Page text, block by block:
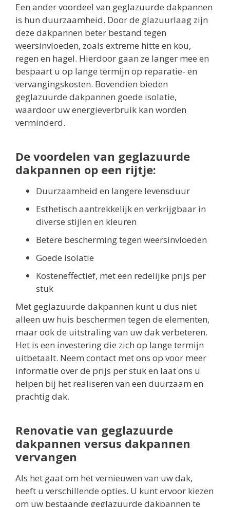
Een ander voordeel van geglazuurde dakpannen
is hun duurzaamheid. Door de glazuurlaag zijn
deze dakpannen beter bestand tegen
weersinvloeden, zoals extreme hitte en kou,
regen en hagel. Hierdoor gaan ze langer mee en
bespaart u op lange termijn op reparatie- en
vervangingskosten. Bovendien bieden
geglazuurde dakpannen goede isolatie,
waardoor uw energieverbruik kan worden
verminderd.
De voordelen van geglazuurde
dakpannen op een rijtje:
Duurzaamheid en langere levensduur
Esthetisch aantrekkelijk en verkrijgbaar in
diverse stijlen en kleuren
Betere bescherming tegen weersinvloeden
Goede isolatie
Kosteneffectief, met een redelijke prijs per
stuk
Met geglazuurde dakpannen kunt u dus niet
alleen uw huis beschermen tegen de elementen,
maar ook de uitstraling van uw dak verbeteren.
Het is een investering die zich op lange termijn
uitbetaalt. Neem contact met ons op voor meer
informatie over de prijs per stuk en laat ons u
helpen bij het realiseren van een duurzaam en
prachtig dak.
Renovatie van geglazuurde
dakpannen versus dakpannen
vervangen
Als het gaat om het vernieuwen van uw dak,
heeft u verschillende opties. U kunt ervoor kiezen
om uw bestaande geglazuurde dakpannen te